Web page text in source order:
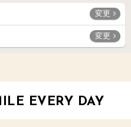
変更
変更
EVERY DAY